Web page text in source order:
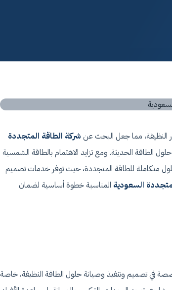
النظيفة، مما جعل البحث عن شركة الطاقة المتجددة
الطاقة الحديثة. ومع تزايد الاهتمام بالطاقة الشمسية
متكاملة للطاقة المتجددة، حيث توفر خدمات تصميم
السعودية المناسبة خطوة أساسية لضمان
في تصميم وتنفيذ وصيانة حلول الطاقة النظيفة، خاصة